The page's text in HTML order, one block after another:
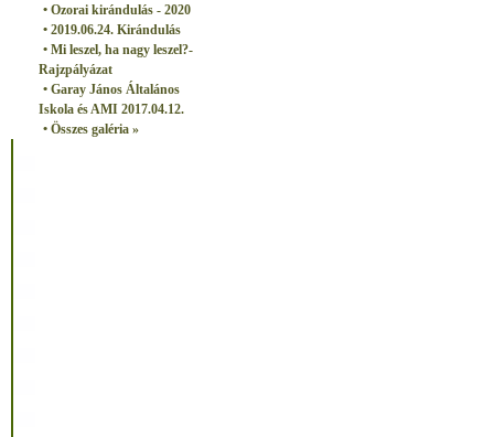
• Ozorai kirándulás - 2020
• 2019.06.24. Kirándulás
• Mi leszel, ha nagy leszel?-
Rajzpályázat
• Garay János Általános
Iskola és AMI 2017.04.12.
• Összes galéria »